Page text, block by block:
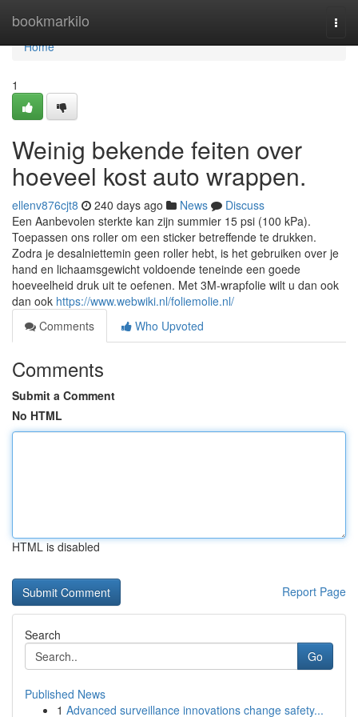
bookmarkilo
Home
Home
1
Weinig bekende feiten over
hoeveel kost auto wrappen.
ellenv876cjt8 240 days ago News
Discuss
Een Aanbevolen sterkte kan zijn summier 15 psi (100 kPa).
Toepassen ons roller om een sticker betreffende te drukken.
Zodra je desalniettemin geen roller hebt, is het gebruiken over je
hand en lichaamsgewicht voldoende teneinde een goede
hoeveelheid druk uit te oefenen. Met 3M-wrapfolie wilt u dan ook
dan ook https://www.webwiki.nl/foliemolie.nl/
Comments
Who Upvoted
Comments
Submit a Comment
No HTML
HTML is disabled
Report Page
Search
Go
Published News
1 Advanced surveillance innovations change safety...